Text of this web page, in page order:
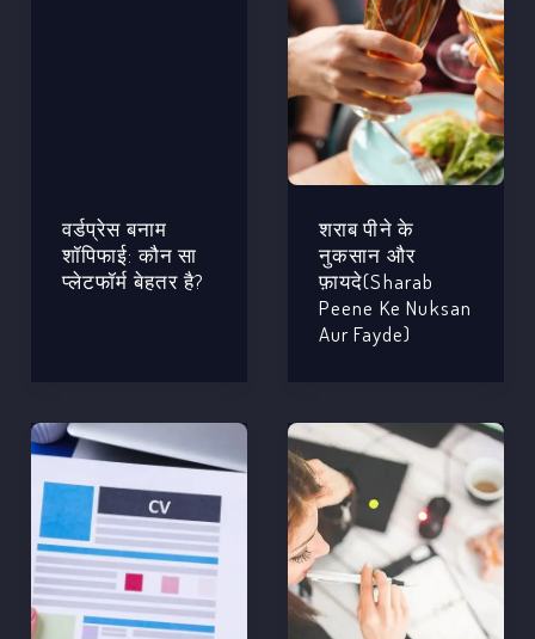
वर्डप्रेस बनाम
शॉपिफाई: कौन सा
प्लेटफॉर्म बेहतर है?
शराब पीने के
नुकसान और
फ़ायदे(Sharab
Peene Ke Nuksan
Aur Fayde)